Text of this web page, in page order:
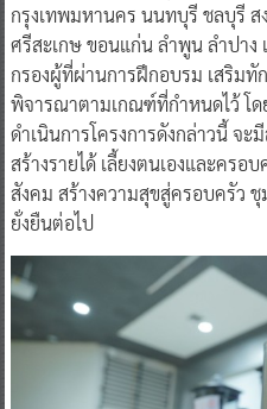
กรุงเทพมหานคร นนทบุรี ชลบุรี
ศรีสะเกษ ขอนแก่น ลำพูน ลำปาง
กรองผู้ที่ผ่านการฝึกอบรม เสริมทั
พิจารณาตามเกณฑ์ที่กำหนดไว้ โด
ดำเนินการโครงการดังกล่าวนี้ จ
สร้างรายได้ เลี้ยงตนเองและคร
สังคม สร้างความสุขสู่ครอบครัว
ยั่งยืนต่อไป